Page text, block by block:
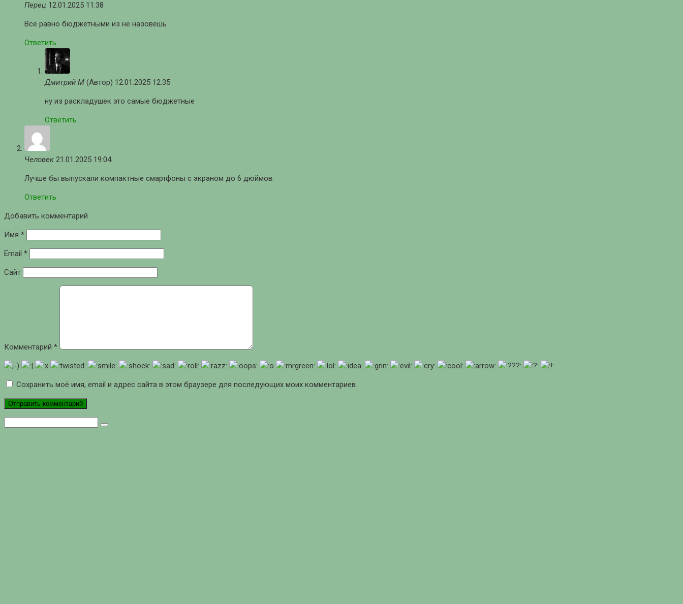
Перец 12.01.2025 11:38
Все равно бюджетными из не назовешь
Ответить
Дмитрий М (Автор) 12.01.2025 12:35
ну из раскладушек это самые бюджетные
Ответить
Человек 21.01.2025 19:04
Лучше бы выпускали компактные смартфоны с экраном до 6 дюймов.
Ответить
Добавить комментарий
Имя *
Email *
Сайт
Комментарий *
Сохранить моё имя, email и адрес сайта в этом браузере для последующих моих комментариев.